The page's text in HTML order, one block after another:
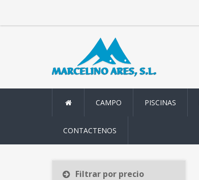
CAMPO PISCINAS
CONTACTENOS
Filtrar por precio